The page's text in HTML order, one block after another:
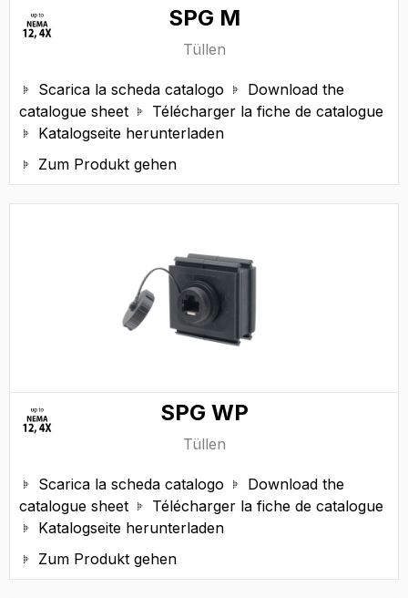
SPG M
Tüllen
 Scarica la scheda catalogo 
Download the
catalogue sheet
 Télécharger la fiche de catalogue
 Katalogseite herunterladen
 Zum Produkt gehen
SPG WP
Tüllen
 Scarica la scheda catalogo 
Download the
catalogue sheet
 Télécharger la fiche de catalogue
 Katalogseite herunterladen
 Zum Produkt gehen